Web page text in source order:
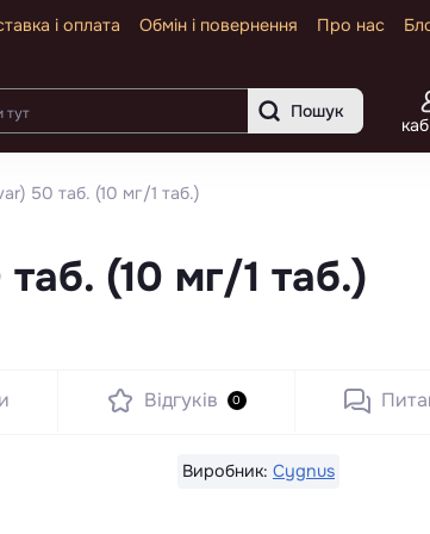
і оплата Обмін і повернення Про нас
Пошук
50 таб. (10 мг/1 таб.)
(10 мг/1 таб.)
Відгуків 0
Виробник: Cygnus